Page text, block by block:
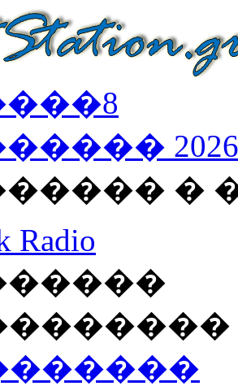
8
2026
�
Radio